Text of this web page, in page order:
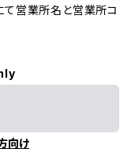
て営業所名と営業所コ
向け